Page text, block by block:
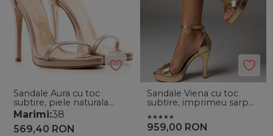
Sandale Aura cu toc
subtire, piele naturala
ivoire
Marimi:38
569,40 RON
Sandale Viena cu toc
subtire, imprimeu sarpe,
959,00 RON